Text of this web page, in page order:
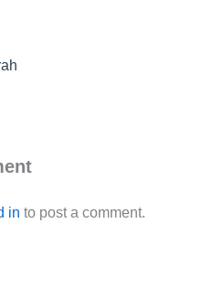
in to post a comment.